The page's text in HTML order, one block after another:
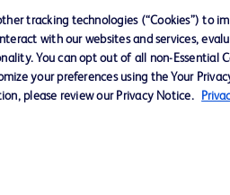
de cookies Confidentialité
tracking technologies (“Cookies”) to
with our websites and services,
You can opt out of all non-Essential
your preferences using the Your
please review our Privacy Notice.